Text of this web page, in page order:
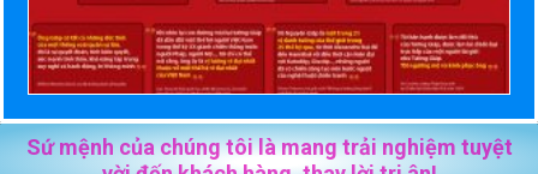
Sứ mệnh của chúng tôi là mang trải nghiệm tuyệt